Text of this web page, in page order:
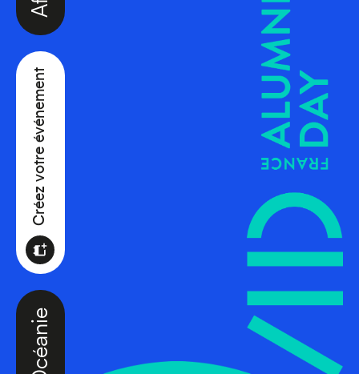
Océanie
Créez votre événement